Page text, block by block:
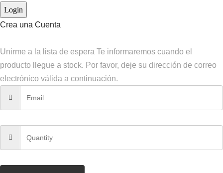
Crea una Cuenta
Unirme a la lista de espera Te informaremos cuando el
producto llegue a stock. Por favor, deje su dirección de correo
electrónico válida a continuación.